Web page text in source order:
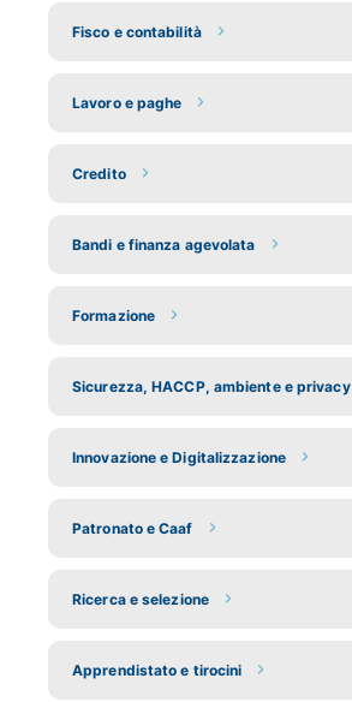
Fisco e contabilità
Lavoro e paghe
Credito
Bandi e finanza agevolata
Formazione
Sicurezza, HACCP, ambiente e privacy
Innovazione e Digitalizzazione
Patronato e Caaf
Ricerca e selezione
Apprendistato e tirocini